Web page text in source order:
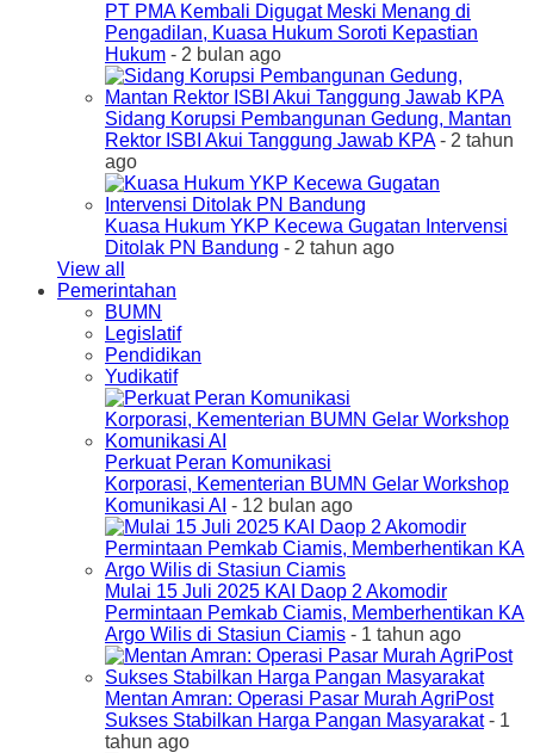
PT PMA Kembali Digugat Meski Menang di
Pengadilan, Kuasa Hukum Soroti Kepastian
Hukum - 2 bulan ago
Sidang Korupsi Pembangunan Gedung, Mantan
Rektor ISBI Akui Tanggung Jawab KPA- 2 tahun
ago
Kuasa Hukum YKP Kecewa Gugatan Intervensi
Ditolak PN Bandung - 2 tahun ago
View all
Pemerintahan
BUMN
Legislatif
Pendidikan
Yudikatif
Perkuat Peran Komunikasi
Korporasi, Kementerian BUMN Gelar Workshop
Komunikasi AI - 12 bulan ago
Mulai 15 Juli 2025 KAI Daop 2 Akomodir
Permintaan Pemkab Ciamis, Memberhentikan KA
Argo Wilis di Stasiun Ciamis - 1 tahun ago
Mentan Amran: Operasi Pasar Murah AgriPost
Sukses Stabilkan Harga Pangan Masyarakat- 1
tahun ago